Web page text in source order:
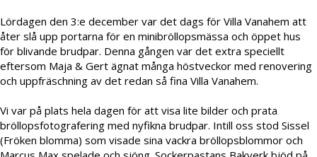
Lördagen den 3:e december var det dags för Villa Vanahem att
åter slå upp portarna för en minibröllopsmässa och öppet hus
för blivande brudpar. Denna gången var det extra speciellt
eftersom Maja & Gert ägnat många höstveckor med renovering
och uppfräschning av det redan så fina Villa Vanahem.
Vi var på plats hela dagen för att visa lite bilder och prata
bröllopsfotografering med nyfikna brudpar. Intill oss stod Sissel
(Fröken blomma) som visade sina vackra bröllopsblommor och